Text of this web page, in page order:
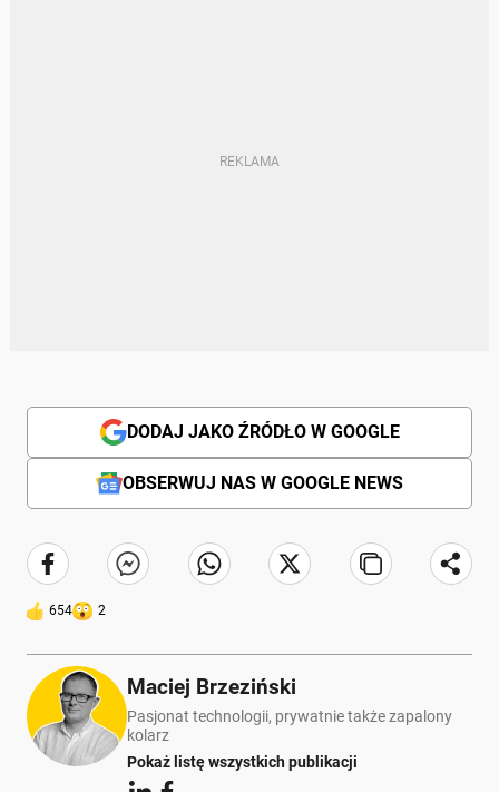
DODAJ JAKO ŹRÓDŁO W GOOGLE
OBSERWUJ NAS W GOOGLE NEWS
654 2
Maciej Brzeziński
Pasjonat technologii, prywatnie także zapalony
kolarz
Pokaż listę wszystkich publikacji